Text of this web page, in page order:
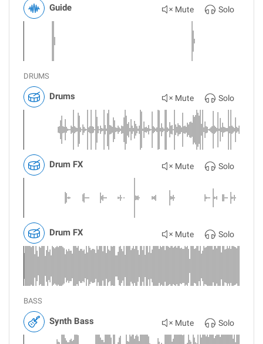
Guide Mute Solo
DRUMS
Drums Mute Solo
Drum FX Mute Solo
Drum FX Mute Solo
BASS
Synth Bass Mute Solo